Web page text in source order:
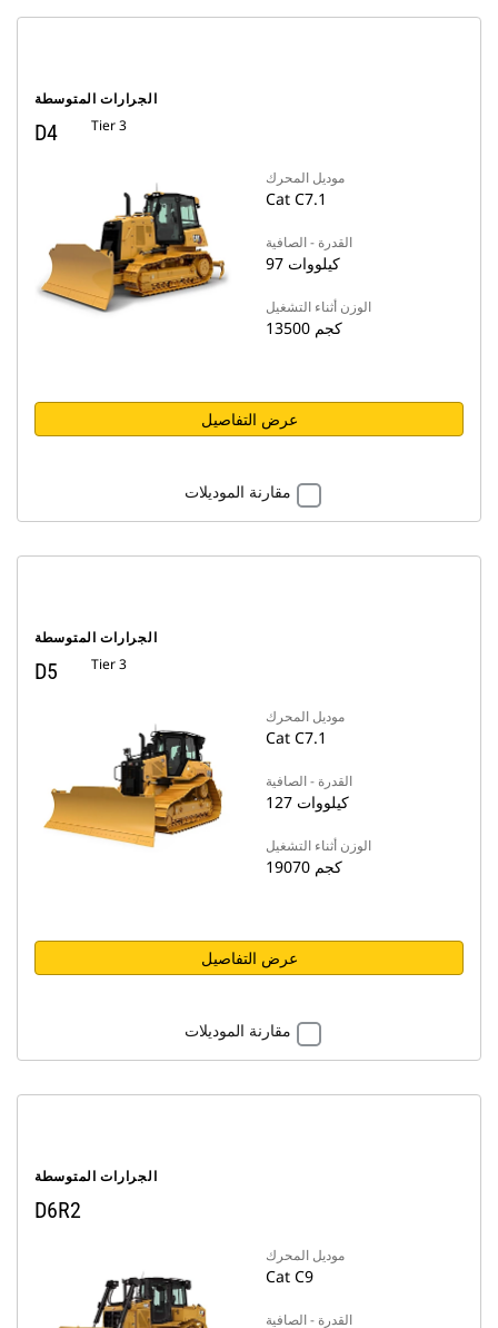
الجرارات المتوسطة
D4 Tier 3
موديل المحرك
Cat C7.1
القدرة - الصافية
97 كيلووات
الوزن أثناء التشغيل
13500 كجم
عرض التفاصيل
مقارنة الموديلات
الجرارات المتوسطة
D5 Tier 3
موديل المحرك
Cat C7.1
القدرة - الصافية
127 كيلووات
الوزن أثناء التشغيل
19070 كجم
عرض التفاصيل
مقارنة الموديلات
الجرارات المتوسطة
D6R2
موديل المحرك
Cat C9
القدرة - الصافية